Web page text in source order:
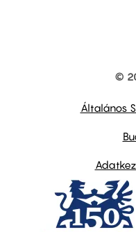
©
Általános